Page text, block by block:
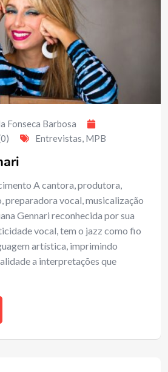
Fonseca Barbosa
Entrevistas, MPB
A cantora, produtora,
preparadora vocal, musicalização
Gennari reconhecida por sua
vocal, tem o jazz como fio
artística, imprimindo
a interpretações que